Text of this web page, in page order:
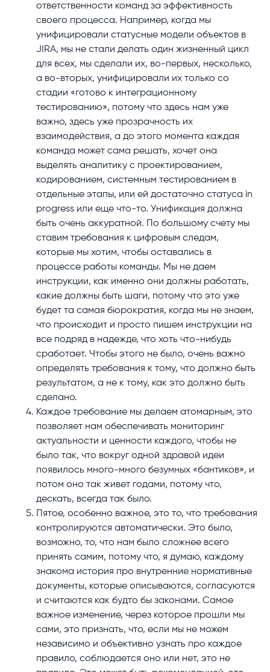
ответственности команд за эффективность
своего процесса. Например, когда мы
унифицировали статусные модели объектов в
JIRA, мы не стали делать один жизненный цикл
для всех, мы сделали их, во-первых, несколько,
а во-вторых, унифицировали их только со
стадии «готово к интеграционному
тестированию», потому что здесь нам уже
важно, здесь уже прозрачность их
взаимодействия, а до этого момента каждая
команда может сама решать, хочет она
выделять аналитику с проектированием,
кодированием, системным тестированием в
отдельные этапы, или ей достаточно статуса in
progress или еще что-то. Унификация должна
быть очень аккуратной. По большому счету мы
ставим требования к цифровым следам,
которые мы хотим, чтобы оставались в
процессе работы команды. Мы не даем
инструкции, как именно они должны работать,
какие должны быть шаги, потому что это уже
будет та самая бюрократия, когда мы не знаем,
что происходит и просто пишем инструкции на
все подряд в надежде, что хоть что-нибудь
сработает. Чтобы этого не было, очень важно
определять требования к тому, что должно быть
результатом, а не к тому, как это должно быть
сделано.
Каждое требование мы делаем атомарным, это
позволяет нам обеспечивать мониторинг
актуальности и ценности каждого, чтобы не
было так, что вокруг одной здравой идеи
появилось много-много безумных «бантиков», и
потом оно так живет годами, потому что,
дескать, всегда так было.
Пятое, особенно важное, это то, что требования
контролируются автоматически. Это было,
возможно, то, что нам было сложнее всего
принять самим, потому что, я думаю, каждому
знакома история про внутренние нормативные
документы, которые описываются, согласуются
и считаются как будто бы законами. Самое
важное изменение, через которое прошли мы
сами, это признать, что, если мы не можем
независимо и объективно узнать про каждое
правило, соблюдается оно или нет, это не